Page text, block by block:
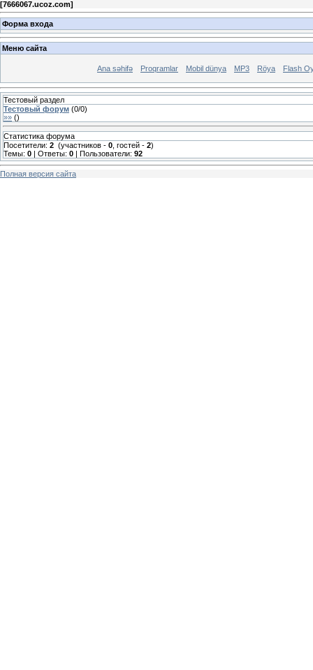
[7666067.ucoz.com]
Форма входа
Меню сайта
Ana səhifə Proqramlar Mobil dünya MP3 Röya Flash
Тестовый раздел
Тестовый форум (0/0)
»» ()
Статистика форума
Посетители: 2 (участников - 0 , гостей - 2)
Темы: 0 | Ответы: 0 | Пользователи: 92
Полная версия сайта